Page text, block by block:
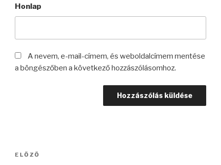
Honlap
A nevem, e-mail-címem, és weboldalcímem mentése
a böngészőben a következő hozzászólásomhoz.
Bejegyzés
Korábbi
ELŐZŐ